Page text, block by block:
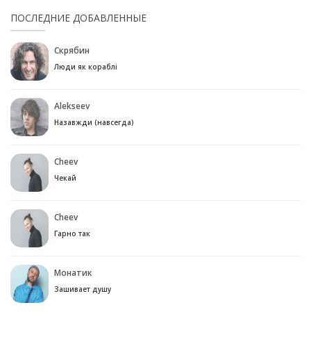
ПОСЛЕДНИЕ ДОБАВЛЕННЫЕ
Скрябин
Люди як кораблі
Alekseev
Назавжди (навсегда)
Cheev
Чекай
Cheev
Гарно так
Монатик
Зашивает душу